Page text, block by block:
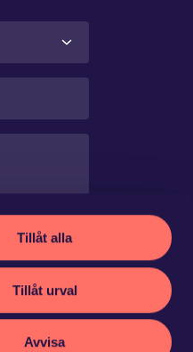
Tillåt alla
Tillåt urval
Avvisa